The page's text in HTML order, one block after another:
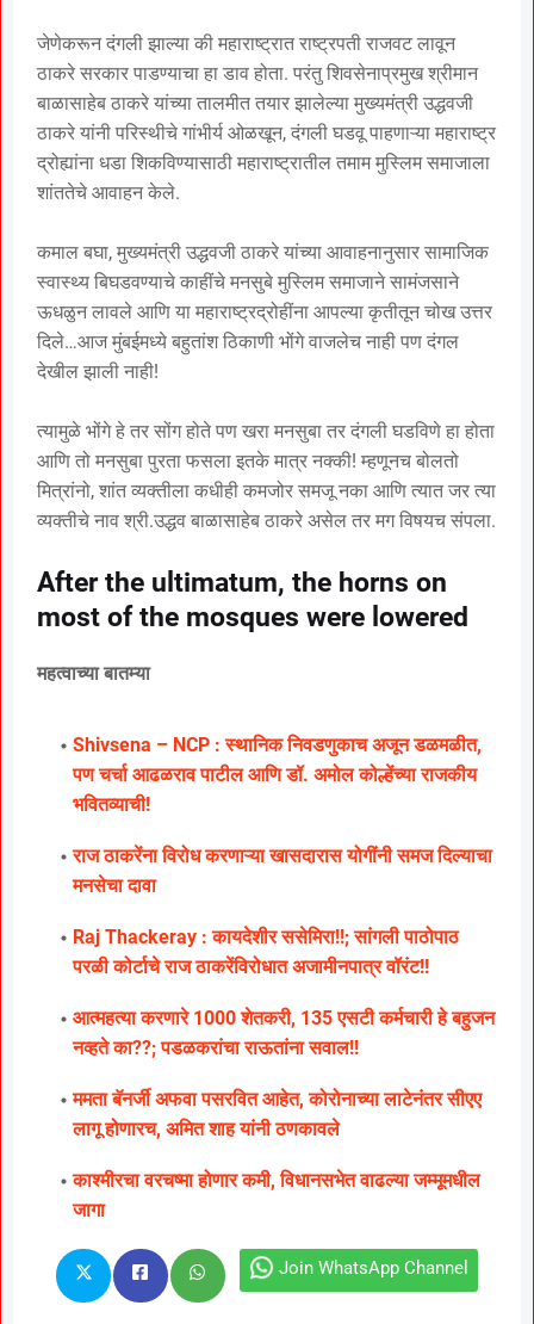
जेणेकरून दंगली झाल्या की महाराष्ट्रात राष्ट्रपती राजवट लावून
ठाकरे सरकार पाडण्याचा हा डाव होता. परंतु शिवसेनाप्रमुख श्रीमान
बाळासाहेब ठाकरे यांच्या तालमीत तयार झालेल्या मुख्यमंत्री उद्धवजी
ठाकरे यांनी परिस्थीचे गांभीर्य ओळखून, दंगली घडवू पाहणाऱ्या महाराष्ट्र
द्रोह्यांना धडा शिकविण्यासाठी महाराष्ट्रातील तमाम मुस्लिम समाजाला
शांततेचे आवाहन केले.
कमाल बघा, मुख्यमंत्री उद्धवजी ठाकरे यांच्या आवाहनानुसार सामाजिक
स्वास्थ्य बिघडवण्याचे काहींचे मनसुबे मुस्लिम समाजाने सामंजसाने
ऊधळुन लावले आणि या महाराष्ट्रद्रोहींना आपल्या कृतीतून चोख उत्तर
दिले…आज मुंबईमध्ये बहुतांश ठिकाणी भोंगे वाजलेच नाही पण दंगल
देखील झाली नाही!
त्यामुळे भोंगे हे तर सोंग होते पण खरा मनसुबा तर दंगली घडविणे हा होता
आणि तो मनसुबा पुरता फसला इतके मात्र नक्की! म्हणूनच बोलतो
मित्रांनो, शांत व्यक्तीला कधीही कमजोर समजू नका आणि त्यात जर त्या
व्यक्तीचे नाव श्री.उद्धव बाळासाहेब ठाकरे असेल तर मग विषयच संपला.
After the ultimatum, the horns on
most of the mosques were lowered
महत्वाच्या बातम्या
Shivsena – NCP : स्थानिक निवडणुकाच अजून डळमळीत,
पण चर्चा आढळराव पाटील आणि डॉ. अमोल कोल्हेंच्या राजकीय
भवितव्याची!
राज ठाकरेंना विरोध करणाऱ्या खासदारास योगींनी समज दिल्याचा
मनसेचा दावा
Raj Thackeray : कायदेशीर ससेमिरा!!; सांगली पाठोपाठ
परळी कोर्टाचे राज ठाकरेंविरोधात अजामीनपात्र वॉरंट!!
आत्महत्या करणारे 1000 शेतकरी, 135 एसटी कर्मचारी हे बहुजन
नव्हते का??; पडळकरांचा राऊतांना सवाल!!
ममता बॅनर्जी अफवा पसरवित आहेत, कोरोनाच्या लाटेनंतर सीएए
लागू होणारच, अमित शाह यांनी ठणकावले
काश्मीरचा वरचष्मा होणार कमी, विधानसभेत वाढल्या जम्मूमधील
जागा
Join WhatsApp Channel